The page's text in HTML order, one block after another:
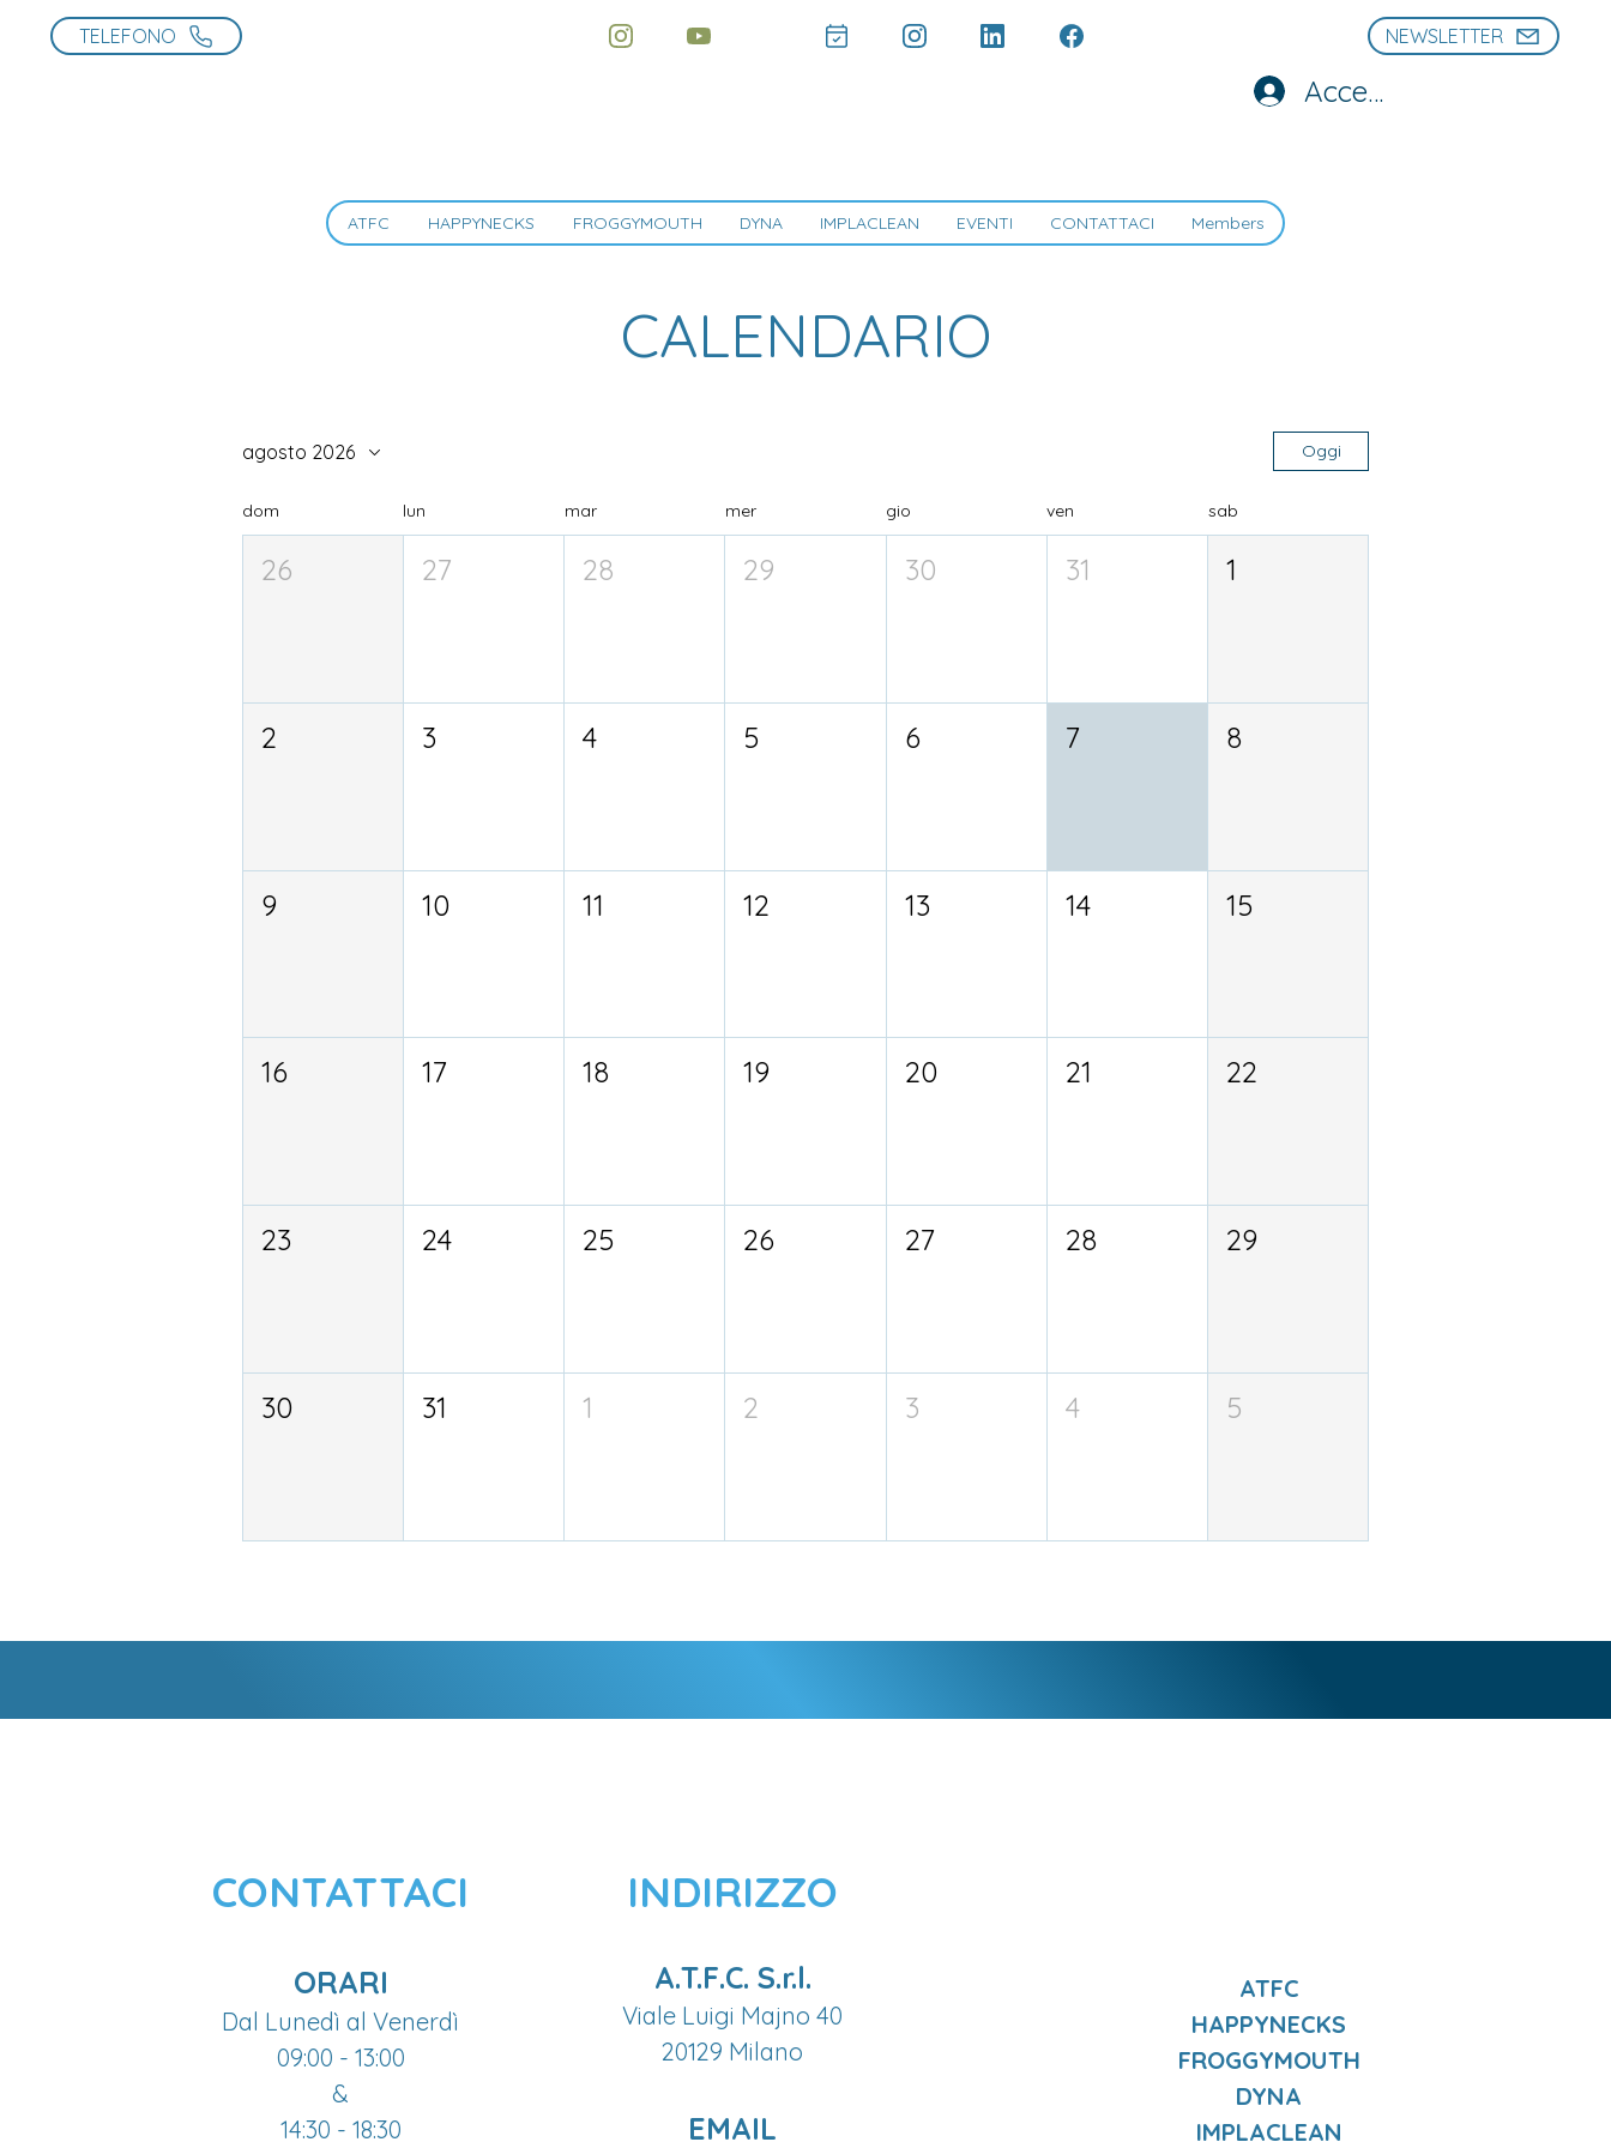
TELEFONO NEWSLETTER
ATFC HAPPYNECKS FROGGYMOUTH DYNA IMPLACLEAN EVENTI CONTATTACI Members
Accedi
CALENDARIO
agosto 2026 Oggi
dom lun mar mer gio ven sab
26 27 28 29 30 31 1
2 3 4 5 6 7 8
9 10 11 12 13 14 15
16 17 18 19 20 21 22
23 24 25 26 27 28 29
30 31 1 2 3 4 5
CONTATTACI
ORARI
Dal Lunedì al Venerdì
09:00 - 13:00
&
14:30 - 18:30
INDIRIZZO
A.T.F.C. S.r.l.
Viale Luigi Majno 40
20129 Milano
EMAIL
ATFC
HAPPYNECKS
FROGGYMOUTH
DYNA
IMPLACLEAN